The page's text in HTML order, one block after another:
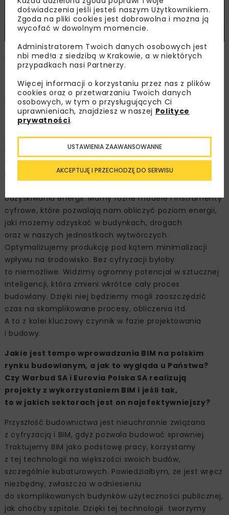
A cyfryzacja? Czy może wspomóc działania
proekologiczne w budownictwie?
Jak najbardziej. Świetnym przykładem jest monitoring,
który stosujemy np. w kopalniach. Żeby redukować
oddziaływanie na środowisko, trzeba to zrozumieć,
żeby to zrozumieć, trzeba to zmierzyć,
a żeby to zmierzyć, trzeba znaleźć odpowiednie
narzędzie. Cyfrowo monitorujemy m.in.pył, hałas, jakość
wody w naszych zakładach, a następnie ulepszamy
procedury proekologiczne. Skuteczność tych działań
odzyskiwania energii. Mamy różne modele i instrumenty
cyfrowe, które pozwalają nam obliczyć poziom energii,
jaki możemy odzyskać w budynkach, drogach
oraz w naszych jednostkach wytwórczych.
Optymalizujemy produkcję pod kątem minimalizacji
wpływu na środowisko. Bez cyfryzacji byłoby
to niemożliwe. Widzimy ogromny potencjał w sztucznej
inteligencji, która zmieni wkrótce cały proces
budowlany. Dzięki niej będziemy mogli zaoszczędzić
czas na skomplikowane procesy, obliczenia itd.
A to z kolei kluczowy czynnik w fazie projektowania
i budowy.
Jakie jest tempo wprowadzania BIM na polskim
rynku budowlanym, a jak to wygląda u Państwa?
Czy Warbud SA i Eurovia Polska SA realizują
projekty z wykorzystaniem BIM i jeśli tak,
to w jakich sektorach jest on najefektywniejszy?
Przyszłość budownictwa jest nieuchronnie związana
z cyfryzacją i BIM, gdyż pozwala budować sprawniej.
Traktujemy BIM jako podstawę pracy, korzystamy
z tej technologii na większości swoich budów,
szczególnie kubaturowych. Powiedziałbym, że jest wręcz
niezbędny, zwłaszcza w odniesieniu
do skomplikowanych budynków użyteczności publicznej,
jak choćby szpitale. Dzięki tej technologii tworzymy
doświadczenia jeśli jesteś naszym Użytkownikiem.
Zgoda na pliki cookies jest dobrowolna i można ją
wycofać w dowolnym momencie.
Administratorem Twoich danych osobowych jest
nbi med!a z siedzibą w Krakowie, a w niektórych
przypadkach nasi Partnerzy.
Więcej informacji o korzystaniu przez nas z plików
cookies oraz o przetwarzaniu Twoich danych
osobowych, w tym o przysługujących Ci
uprawnieniach, znajdziesz w naszej Polityce
prywatności.
AKCEPTUJĘ I PRZECHODZĘ DO SERWISU
USTAWIENIA ZAAWANSOWANNE